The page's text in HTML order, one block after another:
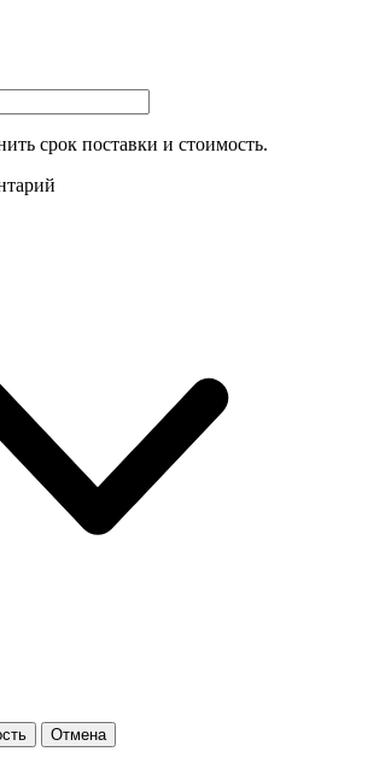
срок поставки и стоимость.
Отмена